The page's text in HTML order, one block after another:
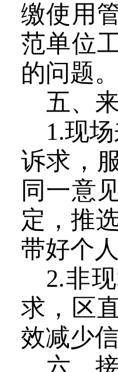
缴使用
范单位
的问题。
五、
1.现
诉求，
同一意
定，推
带好个
2.非
求， 区
效减少